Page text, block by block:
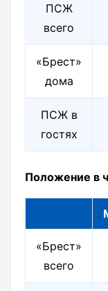
ПСЖ
всего
«Брест»
дома
ПСЖ в
гостях
Положение в
«Брест»
всего